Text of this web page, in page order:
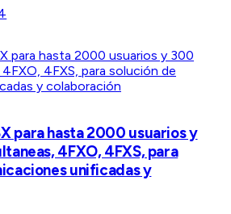
para hasta 2000 usuarios y
4FXO, 4FXS, para
unificadas y